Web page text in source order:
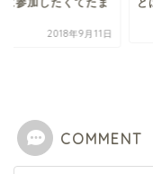
一体？
2018年8月21日
COMMENT